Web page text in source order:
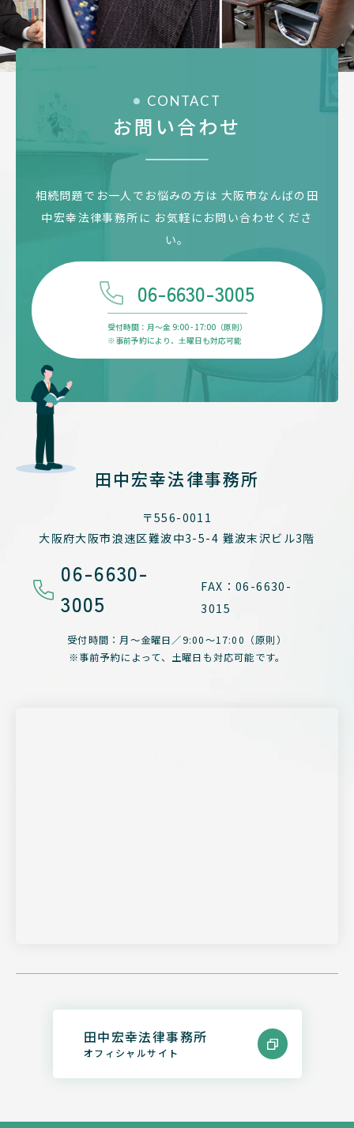
CONTACT
お問い合わせ
相続問題でお一人でお悩みの方は 大阪市なんばの田
中宏幸法律事務所に お気軽にお問い合わせくださ
い。
06-6630-3005
受付時間：月〜金 9:00 - 17:00（原則）
※事前予約により、土曜日も対応可能
田中宏幸法律事務所
〒556-0011
大阪府大阪市浪速区難波中3-5-4 難波末沢ビル3階
06-6630-
3005
FAX：06-6630-
3015
受付時間：月～金曜日／9:00～17:00（原則）
※事前予約によって、 土曜日も対応可能です。
田中宏幸法律事務所
オフィシャルサイト